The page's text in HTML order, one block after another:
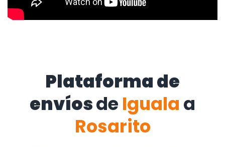
Plataforma de
envíosde Iguala a
Rosarito